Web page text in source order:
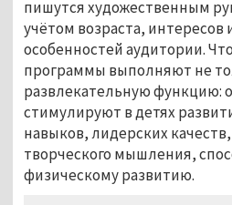
пишутся художественным
учётом возраста,
особенностей аудитории.
программы выполняют не
развлекательную функцию:
стимулируют в детях
навыков, лидерских
творческого мышления,
физическому развитию.